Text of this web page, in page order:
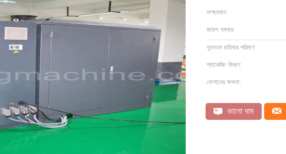
সাক্ষ্যদান:
মডেল নম্বার:
ন্যূনতম চাহিদার পরিমাণ:
প্যাকেজিং বিবরণ:
যোগানের ক্ষমতা:
ভালো দাম